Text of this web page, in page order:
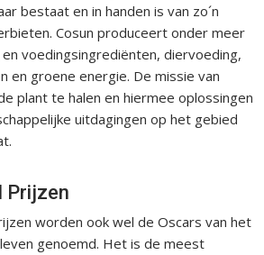
bestaat en in handen is van zo´n
Cosun produceert onder meer
voedingsingrediënten, diervoeding,
en groene energie. De missie van
plant te halen en hiermee oplossingen
uitdagingen op het gebied
Prijzen
worden ook wel de Oscars van het
genoemd. Het is de meest